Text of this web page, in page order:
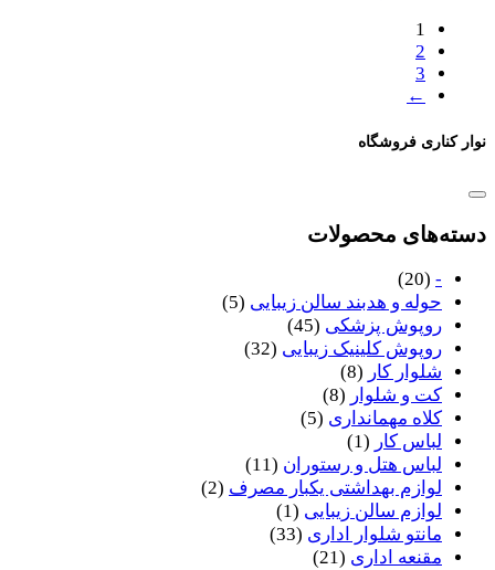
1
2
3
←
نوار کناری فروشگاه
دسته‌های محصولات
-
(20)
حوله و هدبند سالن زیبایی (5)
روپوش پزشکی (45)
روپوش کلینیک زیبایی (32)
شلوار کار (8)
کت و شلوار (8)
کلاه مهمانداری (5)
لباس کار (1)
لباس هتل و رستوران (11)
لوازم بهداشتی یکبار مصرف (2)
لوازم سالن زیبایی (1)
مانتو شلوار اداری (33)
مقنعه اداری (21)